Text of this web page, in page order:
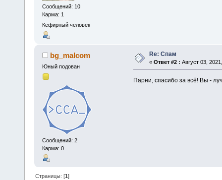
Сообщений: 10
Карма: 1
Кефирный человек
bg_malcom
Юный подован
Сообщений: 2
Карма: 0
Re: Спам
« Ответ #2 : Август 03,
Парни, спасибо за всё! Вы -
Страницы: [1]